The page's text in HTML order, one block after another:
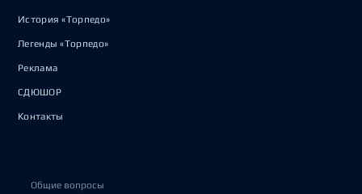
История «Торпедо»
Легенды «Торпедо»
Реклама
СДЮШОР
Контакты
Общие вопросы